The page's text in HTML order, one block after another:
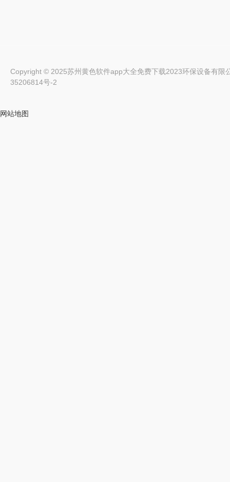
Copyright © 2025苏州黄色软件app大全免费下载2023环保设备有限
35206814号-2
网站地图